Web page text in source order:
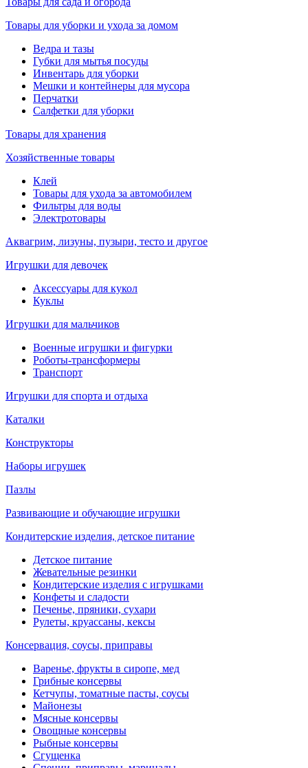
Товары для уборки и ухода за домом
Ведра и тазы
Губки для мытья посуды
Инвентарь для уборки
Мешки и контейнеры для мусора
Перчатки
Салфетки для уборки
Товары для хранения
Хозяйственные товары
Клей
Товары для ухода за автомобилем
Фильтры для воды
Электротовары
Аквагрим, лизуны, пузыри, тесто и другое
Игрушки для девочек
Аксессуары для кукол
Куклы
Игрушки для мальчиков
Военные игрушки и фигурки
Роботы-трансформеры
Транспорт
Игрушки для спорта и отдыха
Каталки
Конструкторы
Наборы игрушек
Пазлы
Развивающие и обучающие игрушки
Кондитерские изделия, детское питание
Детское питание
Жевательные резинки
Кондитерские изделия с игрушками
Конфеты и сладости
Печенье, пряники, сухари
Рулеты, круассаны, кексы
Консервация, соусы, приправы
Варенье, фрукты в сиропе, мед
Грибные консервы
Кетчупы, томатные пасты, соусы
Майонезы
Мясные консервы
Овощные консервы
Рыбные консервы
Сгущенка